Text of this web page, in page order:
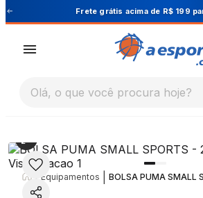
Cupom
Olá, o que você procura hoje?
Equipamentos BOLSA PUMA SMALL